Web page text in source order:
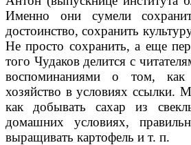
Именно они сумели
достоинство, сохранить
Не просто сохранить, а еще
того Чудаков делится с
воспоминаниями о том, как
хозяйство в условиях ссылки.
как добывать сахар из
домашних условиях,
выращивать картофель и т. п.